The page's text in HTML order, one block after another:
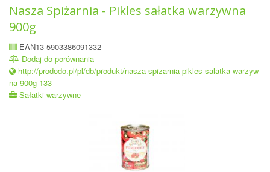
Nasza Spiżarnia - Pikles sałatka warzywna
900g
EAN13 5903386091332
Dodaj do porównania
http://prododo.pl/pl/db/produkt/nasza-spizarnia-pikles-salatka-warzyw
na-900g-133
Sałatki warzywne